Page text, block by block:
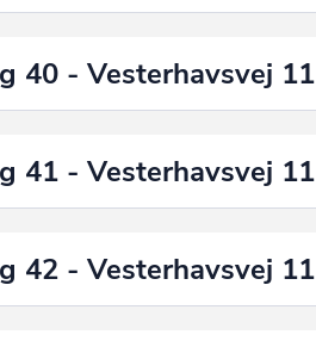
40 - Vesterhavsvej 11
41 - Vesterhavsvej 11
42 - Vesterhavsvej 11